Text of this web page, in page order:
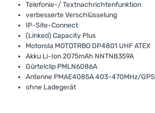
Telefonie-/ Textnachrichtenfunktion
verbesserte Verschlüsselung
IP-Site-Connect
(Linked) Capacity Plus
Motorola MOTOTRBO DP4801 UHF ATEX
Akku Li-Ion 2075mAh NNTN8359A
Gürtelclip PMLN6086A
Antenne PMAE4085A 403-470MHz/GPS
ohne Ladegerät